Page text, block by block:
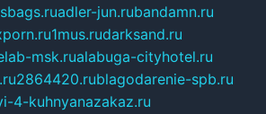
adler-jun.rubandamn.ru
1mus.rudarksand.ru
msk.rualabuga-cityhotel.ru
2864420.rublagodarenie-spb.ru
4-kuhnyanazakaz.ru